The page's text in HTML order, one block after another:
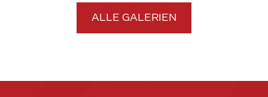
ALLE GALERIEN